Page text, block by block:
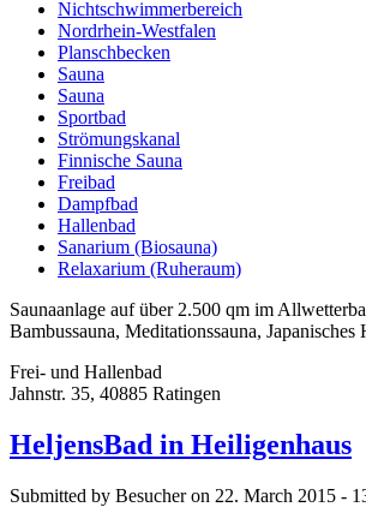
Nichtschwimmerbereich
Nordrhein-Westfalen
Planschbecken
Sauna
Sauna
Sportbad
Strömungskanal
Finnische Sauna
Freibad
Dampfbad
Hallenbad
Sanarium (Biosauna)
Relaxarium (Ruheraum)
Saunaanlage auf über 2.500 qm im
Bambussauna, Meditationssauna, Japanisches
Frei- und Hallenbad
Jahnstr. 35, 40885 Ratingen
HeljensBad in Heiligenhaus
Submitted by Besucher on 22. March 2015 -